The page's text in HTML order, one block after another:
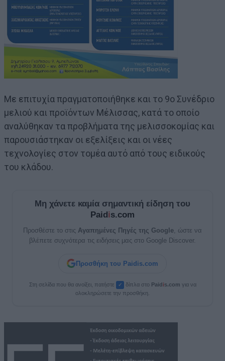
Με επιτυχία πραγματοποιήθηκε και το 9ο Συνέδριο
μελιού και προϊόντων Μέλισσας, κατά το οποίο
αναλύθηκαν τα προβλήματα της μελισσοκομίας και
παρουσιάστηκαν οι εξελίξεις και οι νέες
τεχνολογίες στον τομέα αυτό από τους ειδικούς
του κλάδου.
Μη χάνετε καμία σημαντική είδηση του
Paidis.com
Προσθέστε το στις Αγαπημένες Πηγές της Google , ώστε να
βλέπετε συχνότερα τις ειδήσεις μας στο Google Discover.
Προσθήκη του Paidis.com
Στη σελίδα που θα ανοίξει, πατήστε ✓ δίπλα στο Paidis.com για να
ολοκληρώσετε την προσθήκη.